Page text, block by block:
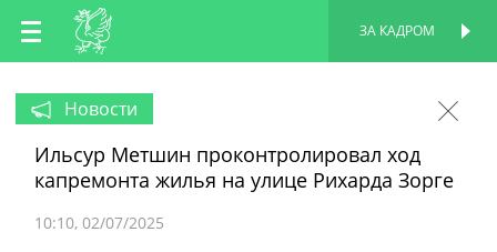
RU
EN
ЗА КАДРОМ
Новости
Ильсур Метшин проконтролировал ход
капремонта жилья на улице Рихарда Зорге
10:10 02/07/2025
ПЕРСОНАЛЬНАЯ